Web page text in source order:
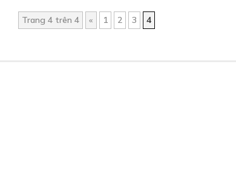
Trang 4 trên 4 « 1 2 3 4